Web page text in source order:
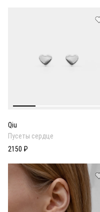
Qiu
Пусеты сердце
2150 ₽